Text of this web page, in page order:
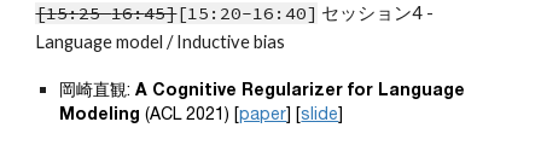
[15:25-16:45][15:20-16:40] セッション4 -
Language model / Inductive bias
岡崎直観: A Cognitive Regularizer for Language
Modeling (ACL 2021) [paper] [slide]